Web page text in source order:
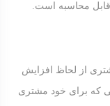
محاسبه است.
از لحاظ افزایش
كه برای خود مشتری